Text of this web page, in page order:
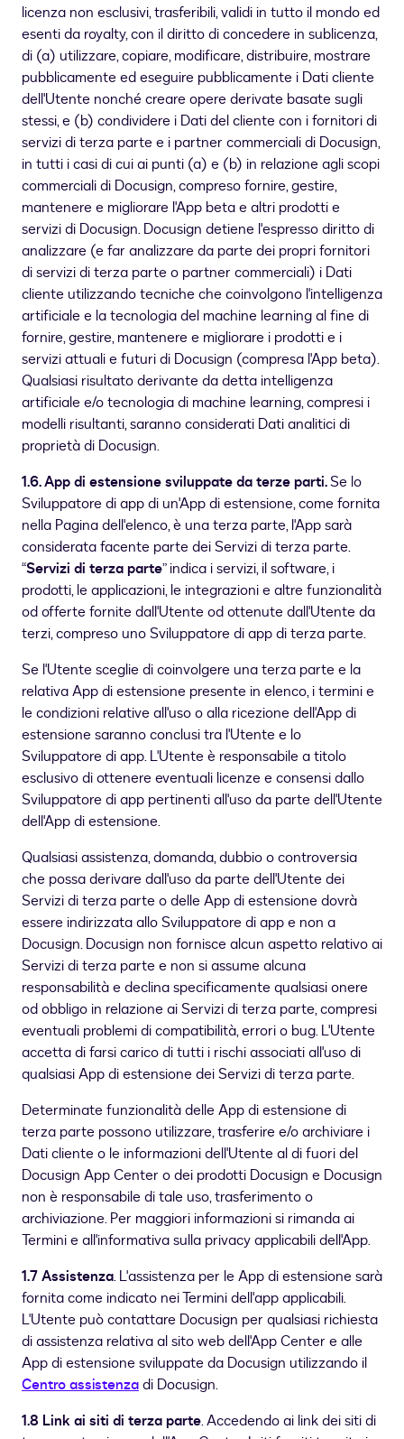
licenza non esclusivi, trasferibili, validi in tutto il mondo ed
esenti da royalty, con il diritto di concedere in sublicenza,
di (a) utilizzare, copiare, modificare, distribuire, mostrare
pubblicamente ed eseguire pubblicamente i Dati cliente
dell'Utente nonché creare opere derivate basate sugli
stessi, e (b) condividere i Dati del cliente con i fornitori di
servizi di terza parte e i partner commerciali di Docusign,
in tutti i casi di cui ai punti (a) e (b) in relazione agli scopi
commerciali di Docusign, compreso fornire, gestire,
mantenere e migliorare l'App beta e altri prodotti e
servizi di Docusign. Docusign detiene l'espresso diritto di
analizzare (e far analizzare da parte dei propri fornitori
di servizi di terza parte o partner commerciali) i Dati
cliente utilizzando tecniche che coinvolgono l'intelligenza
artificiale e la tecnologia del machine learning al fine di
fornire, gestire, mantenere e migliorare i prodotti e i
servizi attuali e futuri di Docusign (compresa l'App beta).
Qualsiasi risultato derivante da detta intelligenza
artificiale e/o tecnologia di machine learning, compresi i
modelli risultanti, saranno considerati Dati analitici di
proprietà di Docusign.
1.6. App di estensione sviluppate da terze parti.Se lo
Sviluppatore di app di un'App di estensione, come fornita
nella Pagina dell'elenco, è una terza parte, l'App sarà
considerata facente parte dei Servizi di terza parte.
“Servizi di terza parte” indica i servizi, il software, i
prodotti, le applicazioni, le integrazioni e altre funzionalità
od offerte fornite dall'Utente od ottenute dall'Utente da
terzi, compreso uno Sviluppatore di app di terza parte.
Se l'Utente sceglie di coinvolgere una terza parte e la
relativa App di estensione presente in elenco, i termini e
le condizioni relative all'uso o alla ricezione dell'App di
estensione saranno conclusi tra l'Utente e lo
Sviluppatore di app. L'Utente è responsabile a titolo
esclusivo di ottenere eventuali licenze e consensi dallo
Sviluppatore di app pertinenti all'uso da parte dell'Utente
dell'App di estensione.
Qualsiasi assistenza, domanda, dubbio o controversia
che possa derivare dall'uso da parte dell'Utente dei
Servizi di terza parte o delle App di estensione dovrà
essere indirizzata allo Sviluppatore di app e non a
Docusign. Docusign non fornisce alcun aspetto relativo ai
Servizi di terza parte e non si assume alcuna
responsabilità e declina specificamente qualsiasi onere
od obbligo in relazione ai Servizi di terza parte, compresi
eventuali problemi di compatibilità, errori o bug. L'Utente
accetta di farsi carico di tutti i rischi associati all'uso di
qualsiasi App di estensione dei Servizi di terza parte.
Determinate funzionalità delle App di estensione di
terza parte possono utilizzare, trasferire e/o archiviare i
Dati cliente o le informazioni dell'Utente al di fuori del
Docusign App Center o dei prodotti Docusign e Docusign
non è responsabile di tale uso, trasferimento o
archiviazione. Per maggiori informazioni si rimanda ai
Termini e all'informativa sulla privacy applicabili dell'App.
1.7 Assistenza. L'assistenza per le App di estensione sarà
fornita come indicato nei Termini dell'app applicabili.
L'Utente può contattare Docusign per qualsiasi richiesta
di assistenza relativa al sito web dell'App Center e alle
App di estensione sviluppate da Docusign utilizzando il
Centro assistenzadi Docusign.
1.8 Link ai siti di terza parte. Accedendo ai link dei siti di